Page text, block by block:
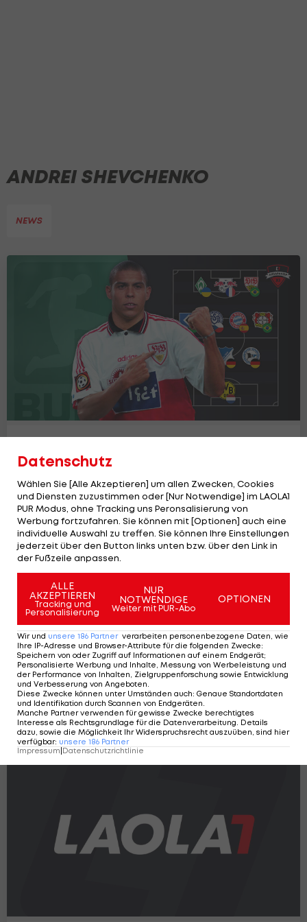
ANDREI SHEVCHENKO
NEWS
deutschen Bundesliga
All Star Game: Djokovic auch mit
anderem Schläger top
Golf
Datenschutz
Wählen Sie [Alle Akzeptieren] um allen Zwecken, Cookies
und Diensten zuzustimmen oder [Nur Notwendige] im LAOLA1
PUR Modus, ohne Tracking uns Peronsalisierung von
Werbung fortzufahren. Sie können mit [Optionen] auch eine
individuelle Auswahl zu treffen. Sie können Ihre Einstellungen
jederzeit über den Button links unten bzw. über den Link in
der Fußzeile anpassen.
ALLE
AKZEPTIEREN
Tracking und
Personalisierung
NUR
NOTWENDIGE
Weiter mit PUR-Abo
OPTIONEN
Wir und unsere 186 Partner verarbeiten personenbezogene Daten, wie
Ihre IP-Adresse und Browser-Attribute für die folgenden Zwecke:
Speichern von oder Zugriff auf Informationen auf einem Endgerät;
Personalisierte Werbung und Inhalte, Messung von Werbeleistung und
der Performance von Inhalten, Zielgruppenforschung sowie Entwicklung
und Verbesserung von Angeboten
Diese Zwecke können unter Umständen auch: Genaue Standortdaten
und Identifikation durch Scannen von Endgeräten
Manche Partner verwenden für gewisse Zwecke berechtigtes
Interesse als Rechtsgrundlage für die Datenverarbeitung. Details
dazu, sowie die Möglichkeit Ihr Widerspruchsrecht auszuüben, sind hier
verfügbar: unsere 186 Partner
Impressum|Datenschutzrichtlinie